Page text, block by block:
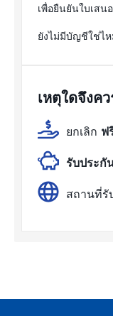
เพื่อยืนยันใบเส
ยังไม่มีบัญชีใช่ไห
เหตุใดจึงค
ยกเลิก ฟ
รับประกั
สถานที่รั